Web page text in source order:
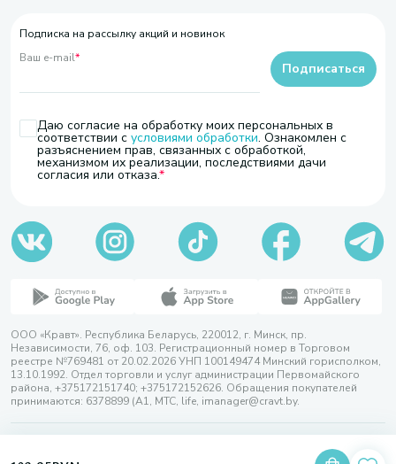
Подписка на рассылку акций и новинок
Ваш e-mail*
Даю согласие на обработку моих персональных в
соответствии с условиями обработки. Ознакомлен с
разъяснением прав, связанных с обработкой,
механизмом их реализации, последствиями дачи
согласия или отказа.
Подписаться
ООО «Кравт». Республика Беларусь, 220012, г. Минск, пр.
Независимости, 76, оф. 103. Регистрационный номер в Торговом
реестре №769481 от 20.02.2026 УНП 100149474 Минский горисполком,
13.10.1992. Отдел торговли и услуг администрации Первомайского
района, +375172151740; +375172152626. Обращения покупателей
принимаются: 6378899 (А1, МТС, life, imanager@cravt.by.